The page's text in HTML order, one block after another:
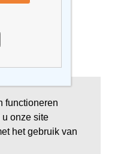
functioneren
onze site
het gebruik van